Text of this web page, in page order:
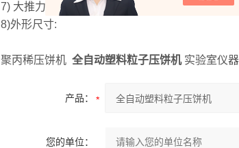
7) 大推力: 50Kg .
8)外形尺寸:
聚丙稀压饼机 全自动塑料粒子压饼机 实验室仪
产品：
您的单位：